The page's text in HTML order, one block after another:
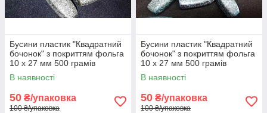
Бусини пластик "Квадратний
бочонок" з покриттям фольга
10 х 27 мм 500 грамів
В наявності
50 ₴/упаковка
100 ₴/упаковка
Бусини пластик "Квадратний
бочонок" з покриттям фольга
10 х 27 мм 500 грамів
В наявності
50 ₴/упаковка
100 ₴/упаковка